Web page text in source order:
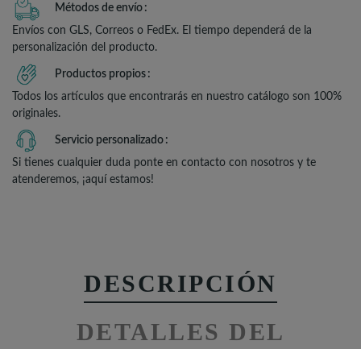
Métodos de envío
Envíos con GLS, Correos o FedEx. El tiempo dependerá de la
personalización del producto.
Productos propios
Todos los artículos que encontrarás en nuestro catálogo son 100%
originales.
Servicio personalizado
Si tienes cualquier duda ponte en contacto con nosotros y te
atenderemos, ¡aquí estamos!
DESCRIPCIÓN
DETALLES DEL